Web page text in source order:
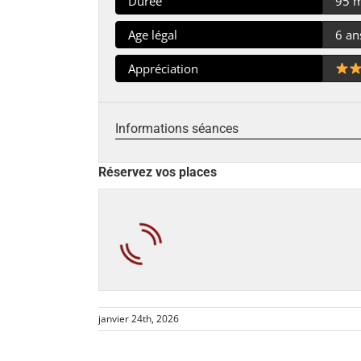
Age légal 6
Appréciation
Informations séances
Réservez vos places
janvier 24th, 2026